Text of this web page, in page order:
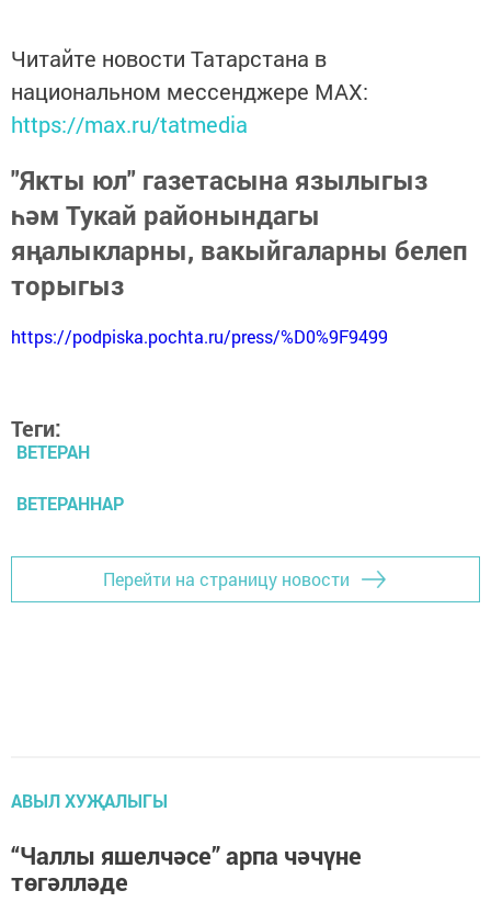
Читайте новости Татарстана в
национальном мессенджере MАХ:
https://max.ru/tatmedia
"Якты юл" газетасына язылыгыз
һәм Тукай районындагы
яңалыкларны, вакыйгаларны белеп
торыгыз
https://podpiska.pochta.ru/press/%D0%9F9499
Теги:
ВЕТЕРАН
ВЕТЕРАННАР
Перейти на страницу новости
АВЫЛ ХУҖАЛЫГЫ
“Чаллы яшелчәсе” арпа чәчүне
төгәлләде